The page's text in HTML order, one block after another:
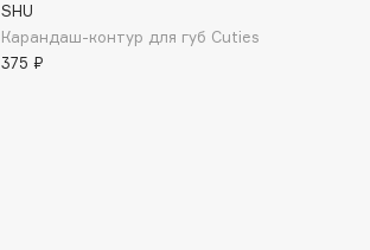
SHU
Карандаш-контур для губ Cuties
375 ₽